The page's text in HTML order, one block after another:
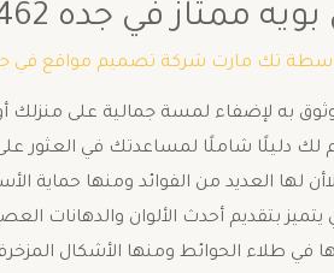
في جده 0502722462
تك مارت شركة تصميم مواقع في
به لإضفاء لمسة جمالية على
لك دليلًا شاملًا لمساعدتك في
لها العديد من الفوائد ومنها حماية
بتقديم أحدث الألوان والدهانات
طلاء الحوائط ومنها الأشكال